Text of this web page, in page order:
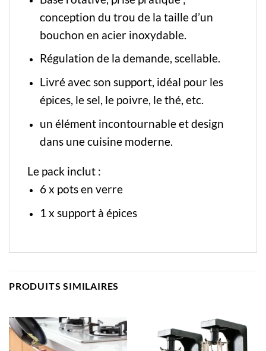
conception du trou de la taille d’un
bouchon en acier inoxydable.
Régulation de la demande, scellable.
Livré avec son support, idéal pour les
épices, le sel, le poivre, le thé, etc.
un élément incontournable et design
dans une cuisine moderne.
Le pack inclut :
6 x pots en verre
1 x support à épices
PRODUITS SIMILAIRES